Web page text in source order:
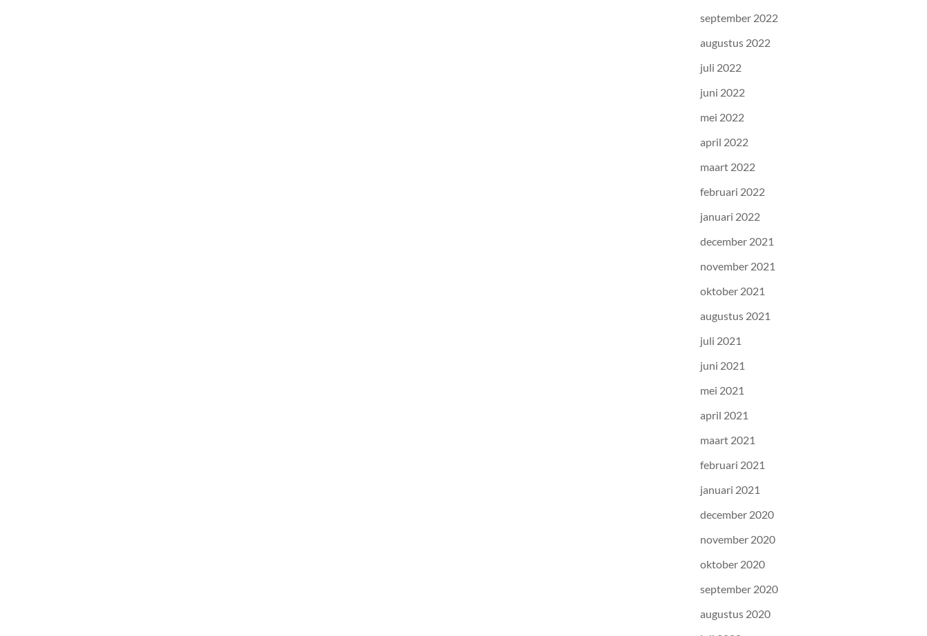
september 2022
augustus 2022
juli 2022
juni 2022
mei 2022
april 2022
maart 2022
februari 2022
januari 2022
december 2021
november 2021
oktober 2021
augustus 2021
juli 2021
juni 2021
mei 2021
april 2021
maart 2021
februari 2021
januari 2021
december 2020
november 2020
oktober 2020
september 2020
augustus 2020